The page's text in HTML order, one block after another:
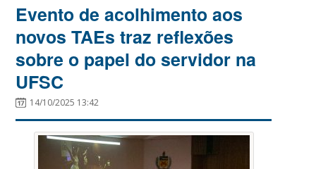
Evento de acolhimento aos
novos TAEs traz reflexões
sobre o papel do servidor na
UFSC
14/10/2025 13:42